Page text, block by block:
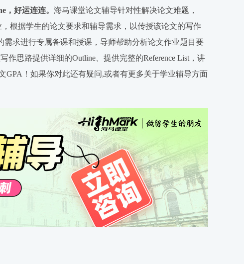
，好运连连。 海马课堂论文辅导针对性解决论文难题，
，根据学生的论文要求和辅导需求，以传授该论文的写作
需求进行专属备课和授课，导师帮助分析论文作业题目要
作思路提供详细的Outline、提供完整的Reference List，讲
GPA！如果你对此还有疑问,或者有更多关于学业辅导方面